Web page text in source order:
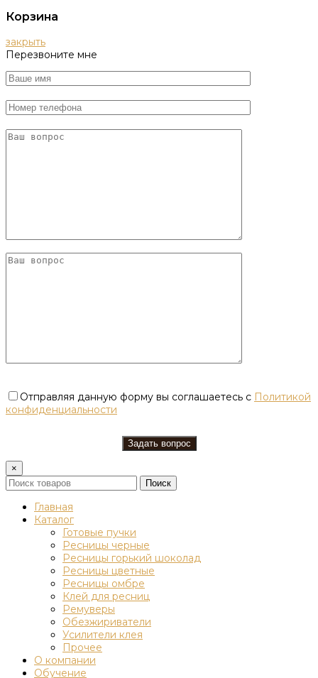
Корзина
закрыть
Перезвоните мне
Отправляя данную форму вы соглашаетесь с Политикой
конфиденциальности
×
Поиск
Главная
Каталог
Готовые пучки
Ресницы черные
Ресницы горький шоколад
Ресницы цветные
Ресницы омбре
Клей для ресниц
Ремуверы
Обезжириватели
Усилители клея
Прочее
О компании
Обучение